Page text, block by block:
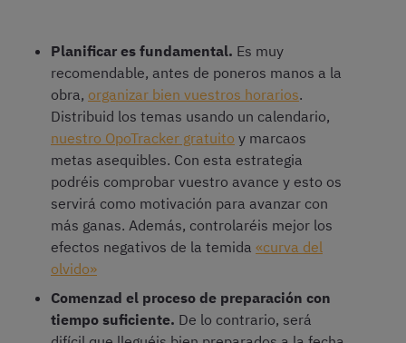
Planificar es fundamental. Es muy
recomendable, antes de poneros manos a la
obra, organizar bien vuestros horarios.
Distribuid los temas usando un calendario,
nuestro OpoTracker gratuito y marcaos
metas asequibles. Con esta estrategia
podréis comprobar vuestro avance y esto os
servirá como motivación para avanzar con
más ganas. Además, controlaréis mejor los
efectos negativos de la temida «curva del
olvido»
Comenzad el proceso de preparación con
tiempo suficiente. De lo contrario, será